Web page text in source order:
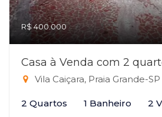
R$ 400.000
Casa à Venda com 2
Vila Caiçara, Praia Grande-SP
2 Quartos 1 Banheiro 2